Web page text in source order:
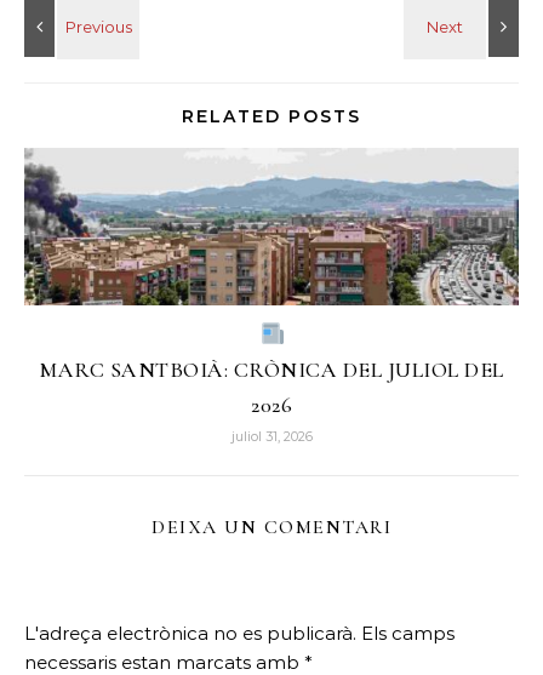
RELATED POSTS
MARC SANTBOIÀ: CRÒNICA DEL JULIOL DEL
2026
juliol 31, 2026
DEIXA UN COMENTARI
L'adreça electrònica no es publicarà. Els camps
necessaris estan marcats amb *